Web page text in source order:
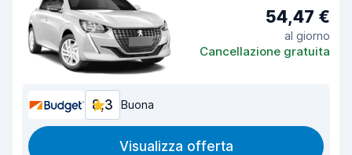
54,47 €
al giorno
Cancellazione gratuita
8,3 Buona
Visualizza offerta